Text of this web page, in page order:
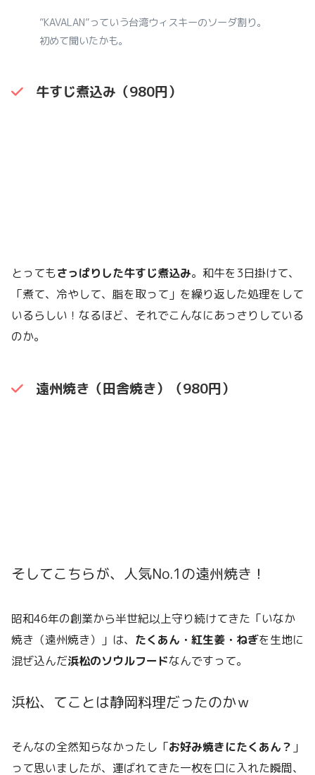
”KAVALAN”っていう台湾ウィスキーのソーダ割り。
初めて聞いたかも。
牛すじ煮込み（980円）
とってもさっぱりした牛すじ煮込み。和牛を3日掛けて、
「煮て、冷やして、脂を取って」を繰り返した処理をして
いるらしい！なるほど、それでこんなにあっさりしている
のか。
遠州焼き（田舎焼き）（980円）
そしてこちらが、人気No.1の遠州焼き！
昭和46年の創業から半世紀以上守り続けてきた「いなか
焼き（遠州焼き）」は、 たくあん・紅生姜・ねぎを生地に
混ぜ込んだ浜松のソウルフードなんですって。
浜松、てことは静岡料理だったのかｗ
そんなの全然知らなかったし「お好み焼きにたくあん？ 」
って思いましたが、運ばれてきた一枚を口に入れた瞬間、